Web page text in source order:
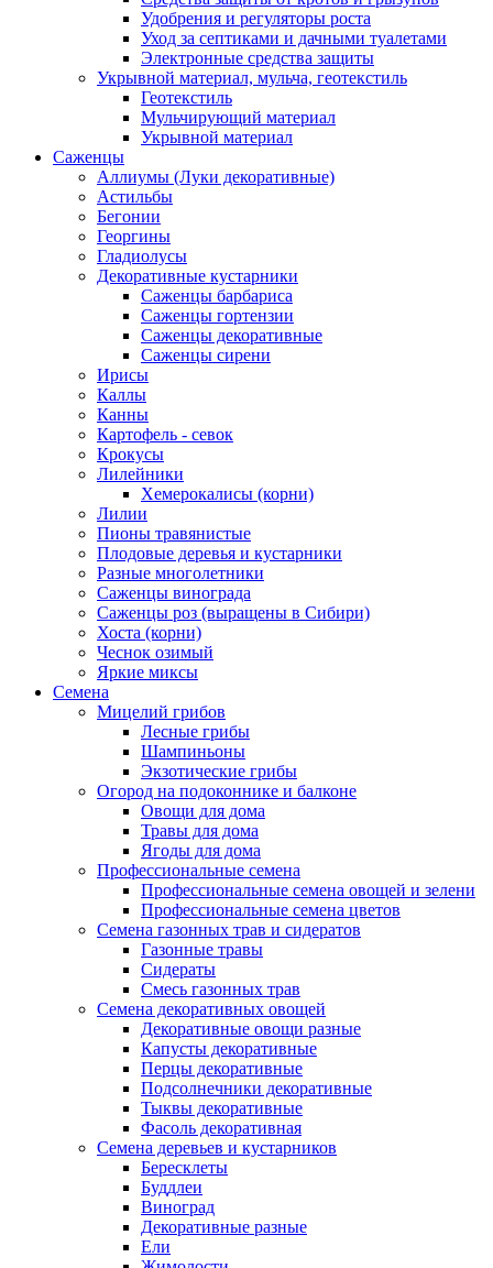
Удобрения и регуляторы роста
Уход за септиками и дачными туалетами
Электронные средства защиты
Укрывной материал, мульча, геотекстиль
Геотекстиль
Мульчирующий материал
Укрывной материал
Саженцы
Аллиумы (Луки декоративные)
Астильбы
Бегонии
Георгины
Гладиолусы
Декоративные кустарники
Саженцы барбариса
Саженцы гортензии
Саженцы декоративные
Саженцы сирени
Ирисы
Каллы
Канны
Картофель - севок
Крокусы
Лилейники
Хемерокалисы (корни)
Лилии
Пионы травянистые
Плодовые деревья и кустарники
Разные многолетники
Саженцы винограда
Саженцы роз (выращены в Сибири)
Хоста (корни)
Чеснок озимый
Яркие миксы
Семена
Мицелий грибов
Лесные грибы
Шампиньоны
Экзотические грибы
Огород на подоконнике и балконе
Овощи для дома
Травы для дома
Ягоды для дома
Профессиональные семена
Профессиональные семена овощей и зелени
Профессиональные семена цветов
Семена газонных трав и сидератов
Газонные травы
Сидераты
Смесь газонных трав
Семена декоративных овощей
Декоративные овощи разные
Капусты декоративные
Перцы декоративные
Подсолнечники декоративные
Тыквы декоративные
Фасоль декоративная
Семена деревьев и кустарников
Бересклеты
Буддлеи
Виноград
Декоративные разные
Ели